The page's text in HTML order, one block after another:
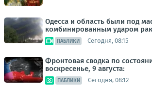
Одесса и область были под
комбинированным ударом
ПАБЛИКИ Сегодня, 08:15
Фронтовая сводка по
воскресенье, 9 августа:
ПАБЛИКИ Сегодня, 08:12